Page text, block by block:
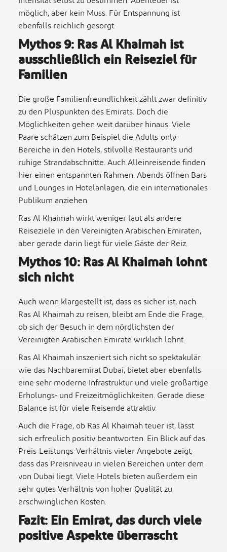
möglich, aber kein Muss. Für Entspannung ist
ebenfalls reichlich gesorgt.
Mythos 9: Ras Al Khaimah ist
ausschließlich ein Reiseziel für
Familien
Die große Familienfreundlichkeit zählt zwar definitiv
zu den Pluspunkten des Emirats. Doch die
Möglichkeiten gehen weit darüber hinaus. Viele
Paare schätzen zum Beispiel die Adults-only-
Bereiche in den Hotels, stilvolle Restaurants und
ruhige Strandabschnitte. Auch Alleinreisende finden
hier einen entspannten Rahmen. Abends öffnen Bars
und Lounges in Hotelanlagen, die ein internationales
Publikum anziehen.
Ras Al Khaimah wirkt weniger laut als andere
Reiseziele in den Vereinigten Arabischen Emiraten,
aber gerade darin liegt für viele Gäste der Reiz.
Mythos 10: Ras Al Khaimah lohnt
sich nicht
Auch wenn klargestellt ist, dass es sicher ist, nach
Ras Al Khaimah zu reisen, bleibt am Ende die Frage,
ob sich der Besuch in dem nördlichsten der
Vereinigten Arabischen Emirate wirklich lohnt.
Ras Al Khaimah inszeniert sich nicht so spektakulär
wie das Nachbaremirat Dubai, bietet aber ebenfalls
eine sehr moderne Infrastruktur und viele großartige
Erholungs- und Freizeitmöglichkeiten. Gerade diese
Balance ist für viele Reisende attraktiv.
Auch die Frage, ob Ras Al Khaimah teuer ist, lässt
sich erfreulich positiv beantworten. Ein Blick auf das
Preis-Leistungs-Verhältnis vieler Angebote zeigt,
dass das Preisniveau in vielen Bereichen unter dem
von Dubai liegt. Viele Hotels bieten außerdem ein
sehr gutes Verhältnis von hoher Qualität zu
erschwinglichen Kosten.
Fazit: Ein Emirat, das durch viele
positive Aspekte überrascht